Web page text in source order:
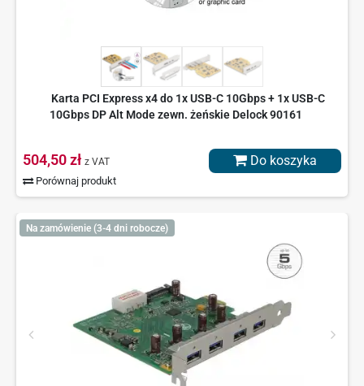
Karta PCI Express x4 do 1x USB-C 10Gbps + 1x USB-C
10Gbps DP Alt Mode zewn. żeńskie Delock 90161
504,50 zł z VAT
Porównaj produkt
Do koszyka
Na zamówienie (3-4 dni robocze)